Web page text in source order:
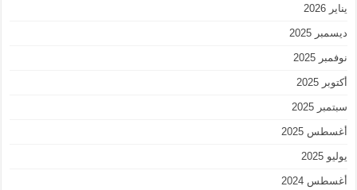
يناير 2026
ديسمبر 2025
نوفمبر 2025
أكتوبر 2025
سبتمبر 2025
أغسطس 2025
يوليو 2025
أغسطس 2024